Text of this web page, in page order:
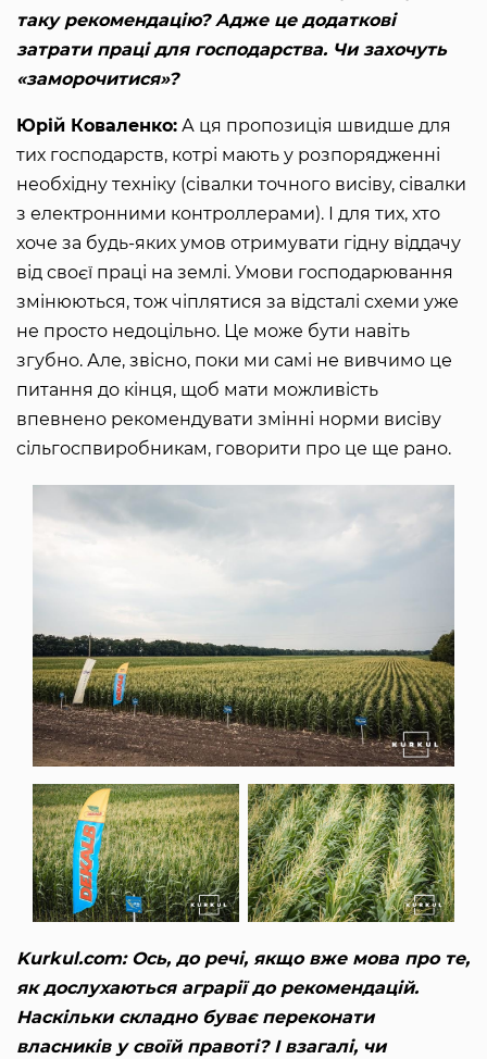
таку рекомендацію? Адже це додаткові
затрати праці для господарства. Чи захочуть
«заморочитися»?
Юрій Коваленко: А ця пропозиція швидше для
тих господарств, котрі мають у розпорядженні
необхідну техніку (сівалки точного висіву, сівалки
з електронними контроллерами). І для тих, хто
хоче за будь-яких умов отримувати гідну віддачу
від своєї праці на землі. Умови господарювання
змінюються, тож чіплятися за відсталі схеми уже
не просто недоцільно. Це може бути навіть
згубно. Але, звісно, поки ми самі не вивчимо це
питання до кінця, щоб мати можливість
впевнено рекомендувати змінні норми висіву
сільгоспвиробникам, говорити про це ще рано.
Kurkul.com: Ось, до речі, якщо вже мова про те,
як дослухаються аграрії до рекомендацій.
Наскільки складно буває переконати
власників у своїй правоті? І взагалі, чи